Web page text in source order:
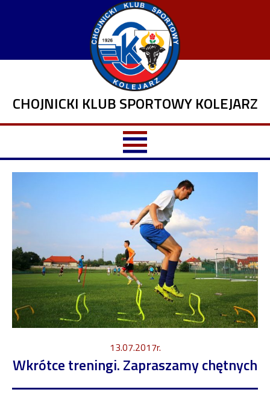
CHOJNICKI KLUB SPORTOWY KOLEJARZ
13.07.2017r.
Wkrótce treningi. Zapraszamy chętnych